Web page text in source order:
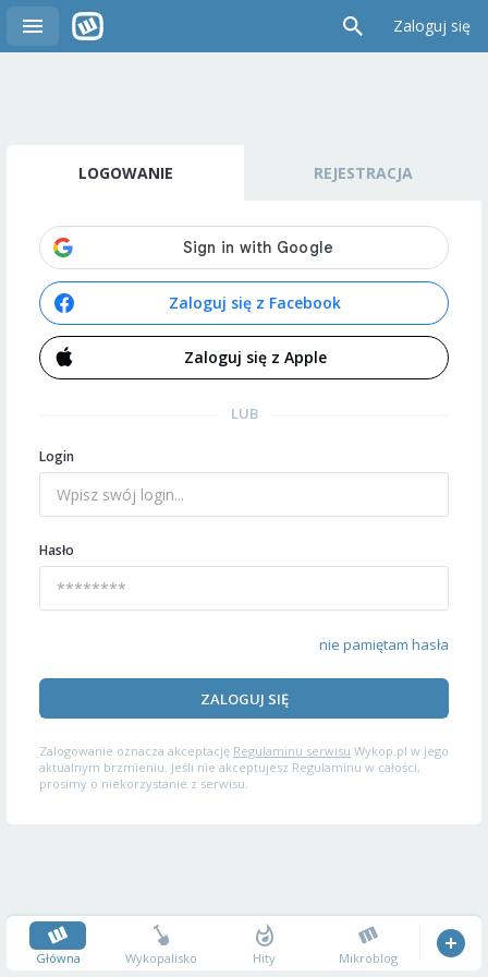
Zaloguj się
LOGOWANIE REJESTRACJA
Zaloguj się z Facebook
Zaloguj się z Apple
LUB
Login
Hasło
nie pamiętam hasła
ZALOGUJ SIĘ
Zalogowanie oznacza akceptację Regulaminu serwisu Wykop.pl w jego
aktualnym brzmieniu. Jeśli nie akceptujesz Regulaminu w całości,
prosimy o niekorzystanie z serwisu.
Główna Wykopalisko Hity Mikroblog